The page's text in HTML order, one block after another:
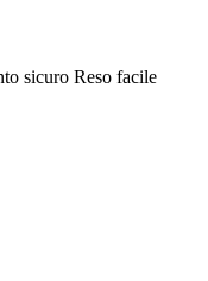
sicuro Reso facile